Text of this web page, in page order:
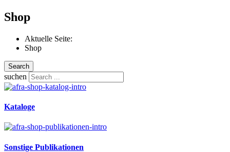
Shop
Aktuelle Seite:
Shop
Search
suchen
Kataloge
Sonstige Publikationen